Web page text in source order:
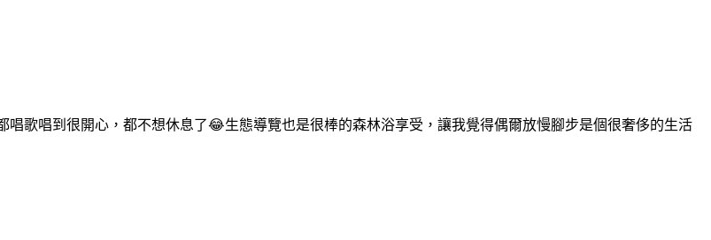
唱歌唱到很開心，都不想休息了😂生態導覽也是很棒的森林浴享受，讓我覺得偶爾放慢腳步是個很奢侈的生活